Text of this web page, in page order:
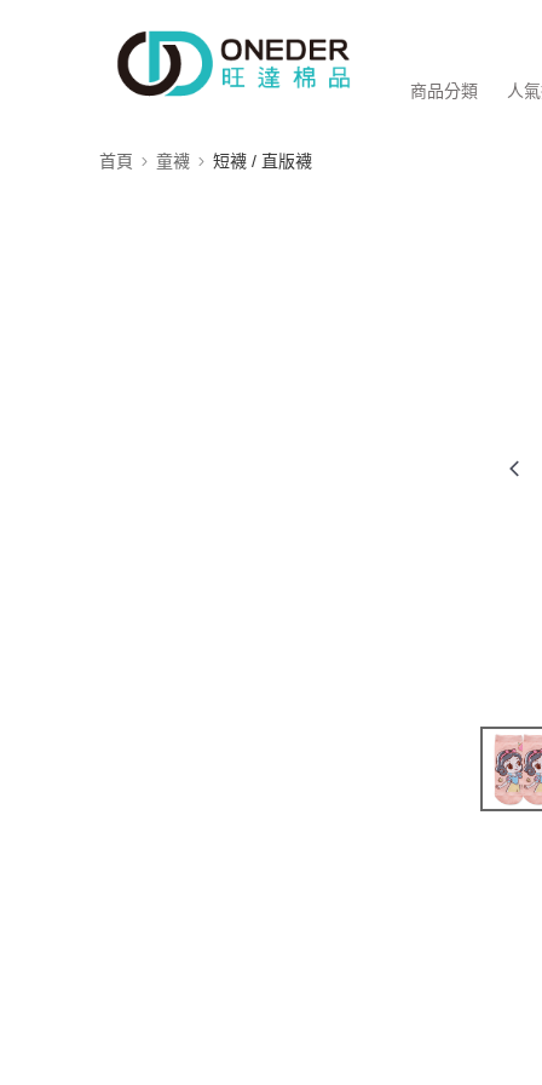
商品分類 人
首頁 童襪 短襪 / 直版襪